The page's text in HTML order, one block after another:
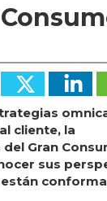
cliente, la
Gran
sus